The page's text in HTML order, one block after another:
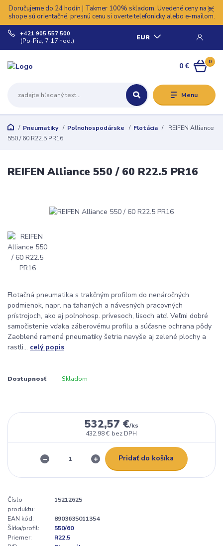
Doručujeme do 24 hodín | Takmer 100% skladom. Uvedené ceny na e-
shope sú orientačné, presnú cenu si overte telefonicky alebo e-mailom.
Menu
EUR
+421 905 557 500
(Po-Pia, 7-17 hod.)
0
0 €
Pneumatiky Poľnohospodárske Flotácia
REIFEN Alliance
550 / 60 R22.5 PR16
REIFEN Alliance 550 / 60 R22.5 PR16
Flotačná pneumatika s trakčným profilom do nenáročných
podmienok, napr. na ťahaných a návesných pracovných
prístrojoch, ako aj poľnohosp. prívesoch, lisoch atď. Veľmi dobré
samočistenie vďaka záberovému profilu a súčasne ochrana pôdy
Zaoblené ramená pneumatiky šetria navyše aj zelené plochy a
rastli... celý popis
Dostupnosť Skladom
532,57 €/ks
432,98 € bez DPH
Pridať do košíka
Číslo
produktu:
15212625
EAN kód:
8903635011354
Šírka/profil:
550/60
Priemer:
R22,5